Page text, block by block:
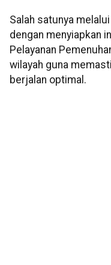
Salah satunya
dengan menyiapkan
Pelayanan
wilayah guna
berjalan optimal.